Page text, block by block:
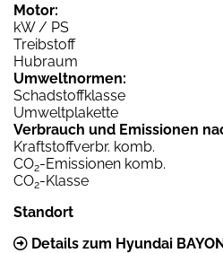
Motor:
kW / PS
Treibstoff
Hubraum
Umweltnormen:
Schadstoffklasse
Umweltplakette
Verbrauch und Emissionen
Kraftstoffverbr. komb.
CO2-Emissionen komb.
CO2-Klasse
Standort
Details zum Hyundai